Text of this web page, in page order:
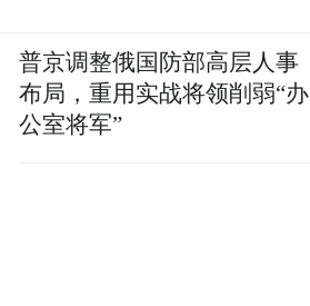
普京调整俄国防部高层人事
布局，重用实战将领削弱“办
公室将军”